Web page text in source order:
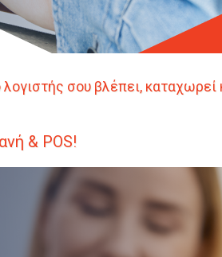
σου βλέπει,
& POS!